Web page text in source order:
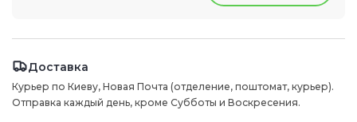
Доставка
Курьер по Киеву, Новая Почта (отделение, поштомат, курьер).
Отправка каждый день, кроме Субботы и Воскресения.